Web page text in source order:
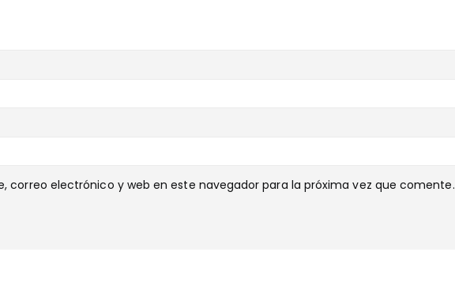
correo electrónico y web en este navegador para la próxima vez que comente.